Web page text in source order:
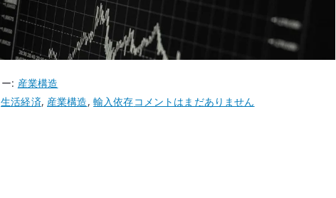
: 産業構造
生活経済, 産業構造, 輸入依存ド
コメントはまだありません